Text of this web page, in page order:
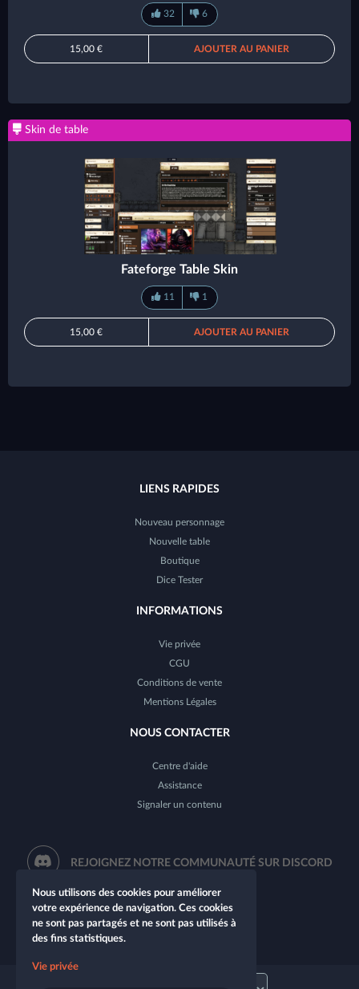
32 6
15,00 € AJOUTER AU PANIER
Skin de table
Fateforge Table Skin
11 1
15,00 € AJOUTER AU PANIER
LIENS RAPIDES
Nouveau personnage
Nouvelle table
Boutique
Dice Tester
INFORMATIONS
Vie privée
CGU
Conditions de vente
Mentions Légales
NOUS CONTACTER
Centre d'aide
Assistance
Signaler un contenu
REJOIGNEZ NOTRE COMMUNAUTÉ SUR DISCORD
Nous utilisons des cookies pour améliorer
votre expérience de navigation. Ces cookies
ne sont pas partagés et ne sont pas utilisés à
des fins statistiques.
Vie privée